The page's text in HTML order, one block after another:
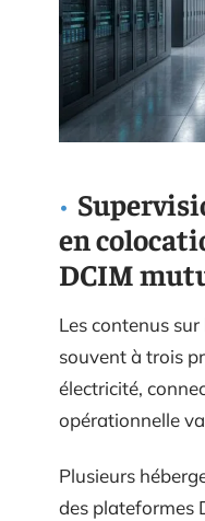
en
DCIM
Les contenus
souvent à trois
électricité,
opérationnelle
Plusieurs
des plateformes